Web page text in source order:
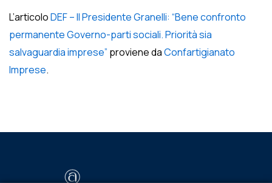
L’articoloDEF – Il Presidente Granelli: “Bene confronto
permanente Governo-parti sociali. Priorità sia
salvaguardia imprese” proviene daConfartigianato
Imprese.